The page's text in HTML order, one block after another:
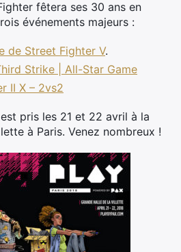
fêtera ses 30 ans en
événements majeurs :
de Street Fighter V.
Strike | All-Star Game
II X – 2vs2
pris les 21 et 22 avril à la
à Paris. Venez nombreux !